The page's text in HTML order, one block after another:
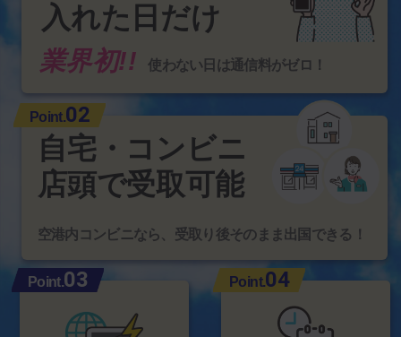
入れた日だけ
業界初!! 使わない日は通信料がゼロ！
自宅・コンビニ
店頭で受取可能
空港内コンビニなら、受取り後そのまま出国できる！
Point.02
Point.03 Point.04